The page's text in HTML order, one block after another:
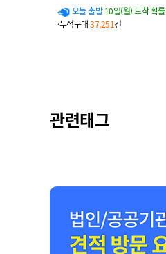
오늘 출발 10일(월) 도착 확률
·누적구매37,251건
관련태그